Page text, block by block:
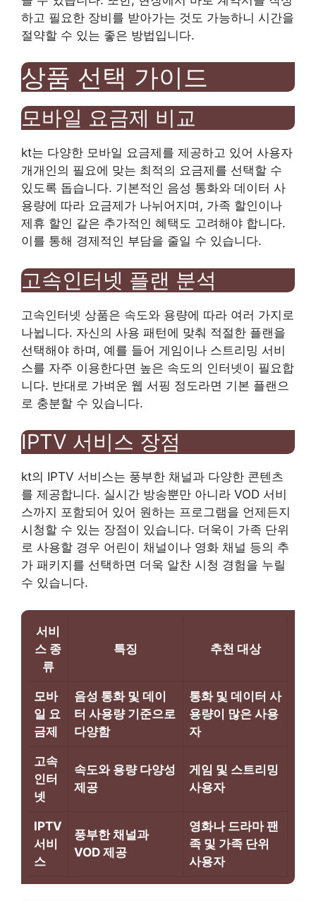
하고 필요한 장비를 받아가는 것도 가능하니 시간을
절약할 수 있는 좋은 방법입니다.
상품 선택 가이드
모바일 요금제 비교
kt는 다양한 모바일 요금제를 제공하고 있어 사용자
개개인의 필요에 맞는 최적의 요금제를 선택할 수
있도록 돕습니다. 기본적인 음성 통화와 데이터 사
용량에 따라 요금제가 나뉘어지며, 가족 할인이나
제휴 할인 같은 추가적인 혜택도 고려해야 합니다.
이를 통해 경제적인 부담을 줄일 수 있습니다.
고속인터넷 플랜 분석
고속인터넷 상품은 속도와 용량에 따라 여러 가지로
나뉩니다. 자신의 사용 패턴에 맞춰 적절한 플랜을
선택해야 하며, 예를 들어 게임이나 스트리밍 서비
스를 자주 이용한다면 높은 속도의 인터넷이 필요합
니다. 반대로 가벼운 웹 서핑 정도라면 기본 플랜으
로 충분할 수 있습니다.
IPTV 서비스 장점
kt의 IPTV 서비스는 풍부한 채널과 다양한 콘텐츠
를 제공합니다. 실시간 방송뿐만 아니라 VOD 서비
스까지 포함되어 있어 원하는 프로그램을 언제든지
시청할 수 있는 장점이 있습니다. 더욱이 가족 단위
로 사용할 경우 어린이 채널이나 영화 채널 등의 추
가 패키지를 선택하면 더욱 알찬 시청 경험을 누릴
수 있습니다.
서비
스 종
류
특징 추천 대상
모바
일 요
금제
음성 통화 및 데이
터 사용량 기준으로
다양함
통화 및 데이터 사
용량이 많은 사용
자
고속
인터
넷
속도와 용량 다양성
제공
게임 및 스트리밍
사용자
IPTV
서비
스
풍부한 채널과
VOD 제공
영화나 드라마 팬
족 및 가족 단위
사용자